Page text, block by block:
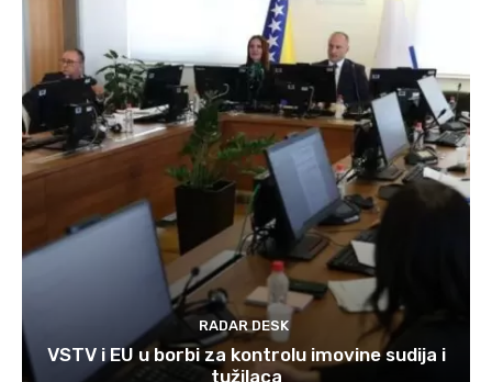
RADAR DESK
VSTV i EU u borbi za kontrolu imovine sudija i
tužilaca